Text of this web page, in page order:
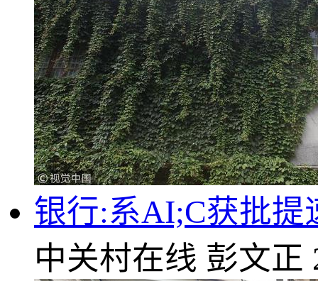
银行:系AI;C获批提
中关村在线 彭文正